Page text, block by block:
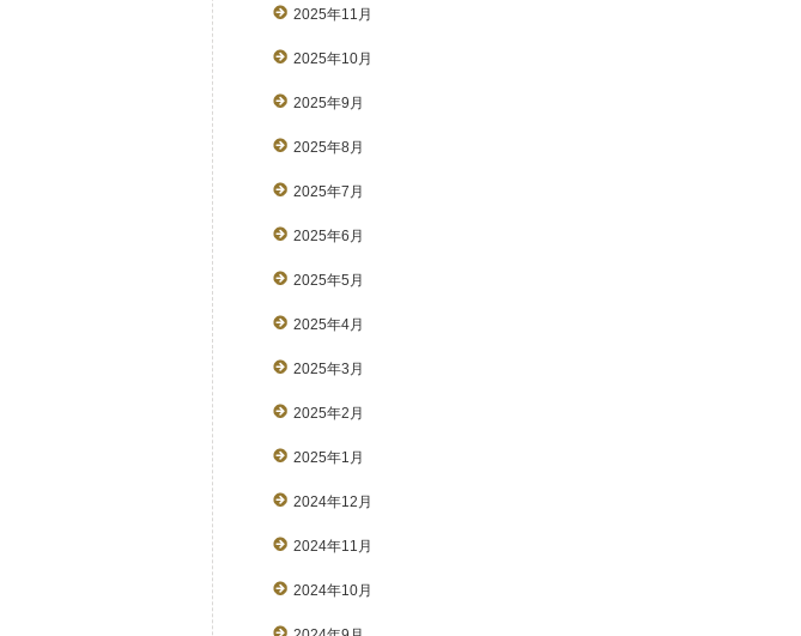
2025年11月
2025年10月
2025年9月
2025年8月
2025年7月
2025年6月
2025年5月
2025年4月
2025年3月
2025年2月
2025年1月
2024年12月
2024年11月
2024年10月